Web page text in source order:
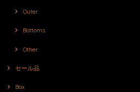
Outer
Bottoms
Other
セール品
Box